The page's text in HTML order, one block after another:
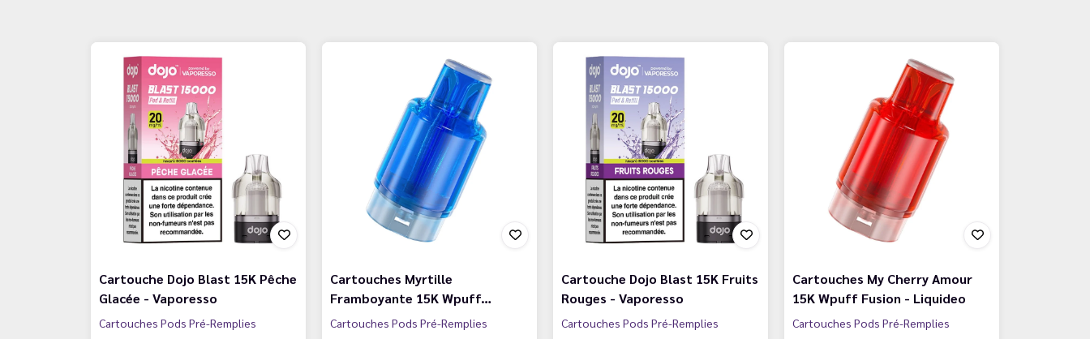
Cartouche Dojo Blast 15K Pêche
Glacée - Vaporesso
Cartouches Pods Pré-Remplies
Cartouches Myrtille
Framboyante 15K Wpuff…
Cartouches Pods Pré-Remplies
Cartouche Dojo Blast 15K Fruits
Rouges - Vaporesso
Cartouches Pods Pré-Remplies
Cartouches My Cherry Amour
15K Wpuff Fusion - Liquideo
Cartouches Pods Pré-Remplies